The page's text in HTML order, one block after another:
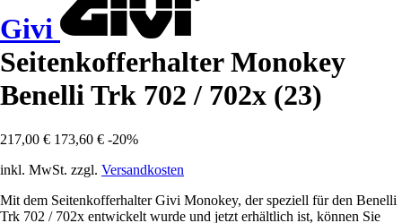
Givi
Seitenkofferhalter Monokey
Benelli Trk 702 / 702x (23)
217,00 € 173,60 € -20%
inkl. MwSt. zzgl. Versandkosten
Mit dem Seitenkofferhalter Givi Monokey, der speziell für den Benelli
Trk 702 / 702x entwickelt wurde und jetzt erhältlich ist, können Sie